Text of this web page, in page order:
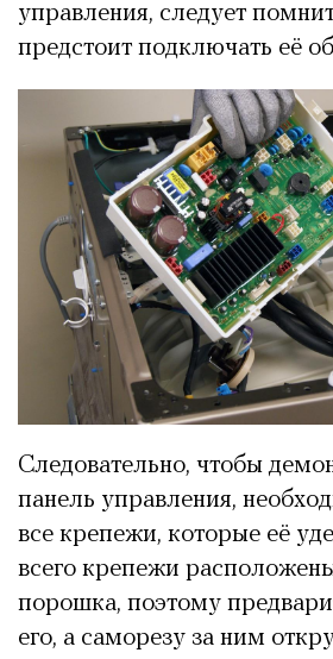
управления, следует
предстоит подключать её
Следовательно, чтобы
панель управления,
все крепежи, которые её
всего крепежи
порошка, поэтому
его, а саморезу за ним